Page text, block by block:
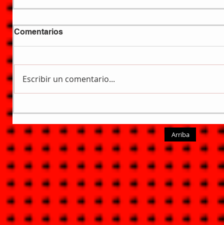
Comentarios
Escribir un comentario...
Arriba